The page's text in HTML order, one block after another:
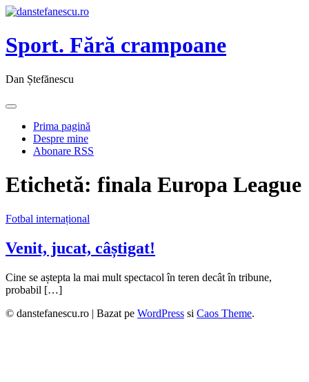
Sport. Fără crampoane
Dan Ștefănescu
Prima pagină
Despre mine
Abonare RSS
Etichetă: finala Europa League
Fotbal internațional
Venit, jucat, câștigat!
Cine se aștepta la mai mult spectacol în teren decât în tribune,
probabil […]
© danstefanescu.ro | Bazat pe WordPress si Caos Theme.